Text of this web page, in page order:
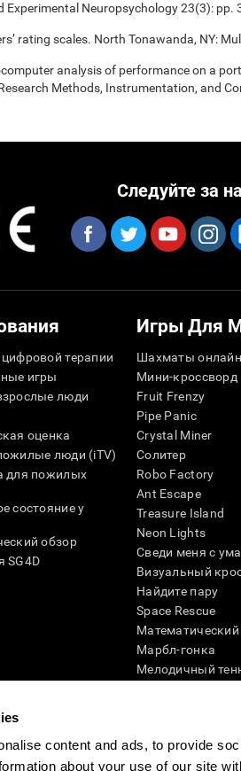
content and ads, to provide
about your use of our site
Neuropsychology 23(3): pp.
rating scales. North Tonawanda, NY:
analysis of performance on a
Methods, Instrumentation, and
Следуйте за
терапии
игры
люди
оценка
люди (iTV)
для пожилых
состояние у
обзор
SG4D
Игры Для
Шахматы онлайн
Мини-кроссворд
Fruit Frenzy
Pipe Panic
Crystal Miner
Солитер
Robo Factory
Ant Escape
Treasure Island
Neon Lights
Сведи меня с ума
Визуальный
Найдите пару
Space Rescue
Математический
Марбл-гонка
Мелодичный
Цветовая гонка